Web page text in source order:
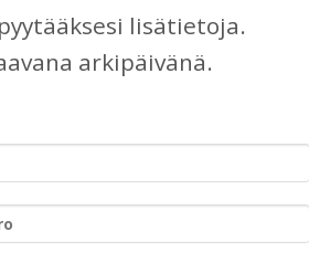
lisätietoja.
arkipäivänä.